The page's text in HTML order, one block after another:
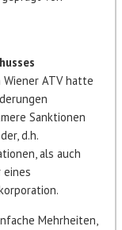
Wiener ATV hatte
Sanktionen
d.h.
als auch
eines
Mehrheiten,